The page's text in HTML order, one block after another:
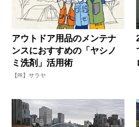
アウトドア用品のメンテナ
ンスにおすすめの「ヤシノ
ミ洗剤」活用術
【PR】サラヤ